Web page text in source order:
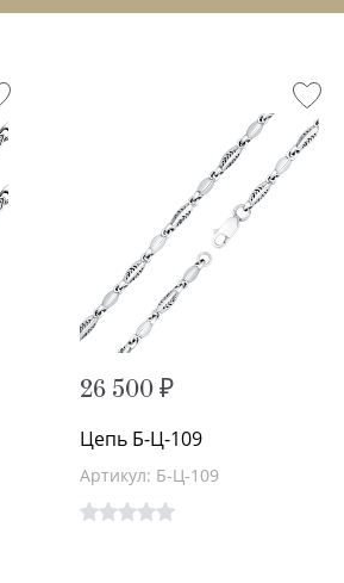
26 500 ₽
Цепь Б-Ц-109
Артикул: Б-Ц-109